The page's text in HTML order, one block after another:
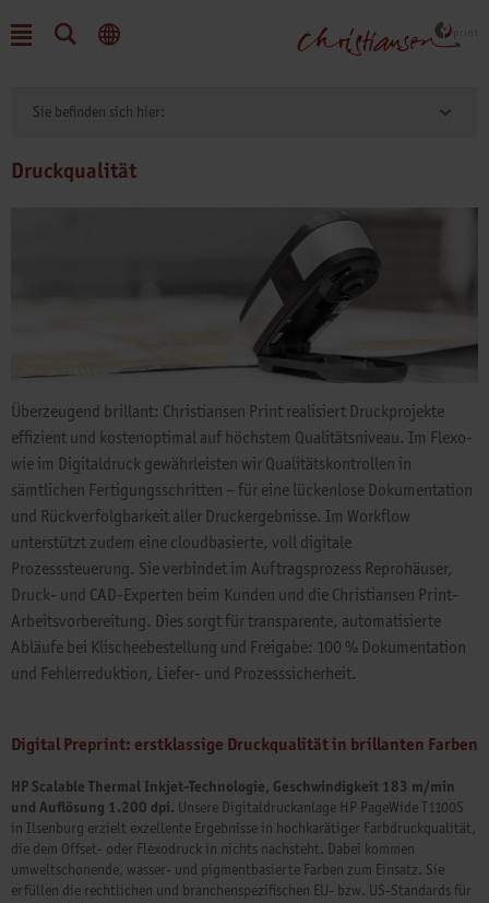
Sie befinden sich hier:
Druckqualität
Überzeugend brillant: Christiansen Print realisiert Druckprojekte
effizient und kostenoptimal auf höchstem Qualitätsniveau. Im Flexo-
wie im Digitaldruck gewährleisten wir Qualitätskontrollen in
sämtlichen Fertigungsschritten – für eine lückenlose Dokumentation
und Rückverfolgbarkeit aller Druckergebnisse. Im Workflow
unterstützt zudem eine cloudbasierte, voll digitale
Prozesssteuerung. Sie verbindet im Auftragsprozess Reprohäuser,
Druck- und CAD-Experten beim Kunden und die Christiansen Print-
Arbeitsvorbereitung. Dies sorgt für transparente, automatisierte
Abläufe bei Klischeebestellung und Freigabe: 100 % Dokumentation
und Fehlerreduktion, Liefer- und Prozesssicherheit.
Digital Preprint: erstklassige Druckqualität in brillanten Farben
HP Scalable Thermal Inkjet-Technologie, Geschwindigkeit 183 m/min
und Auflösung 1.200 dpi. Unsere Digitaldruckanlage HP PageWide T1100S
in Ilsenburg erzielt exzellente Ergebnisse in hochkarätiger Farbdruckqualität,
die dem Offset- oder Flexodruck in nichts nachsteht. Dabei kommen
umweltschonende, wasser- und pigmentbasierte Farben zum Einsatz. Sie
erfüllen die rechtlichen und branchenspezifischen EU- bzw. US-Standards für